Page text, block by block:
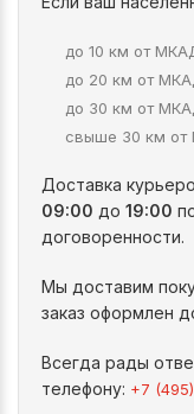
до 10 км от
до 20 км от
до 30 км от
свыше 30 км от
Доставка
09:00 до 19:00
договоренности.
Мы доставим
заказ оформлен
Всегда рады
телефону: +7